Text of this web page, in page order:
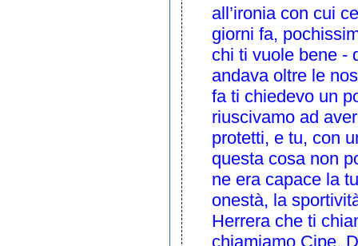
all’ironia con cui
giorni fa,
chi ti vuole bene -
andava oltre le
fa ti chiedevo un
riuscivamo ad
protetti, e tu, con
questa cosa non
ne era capace la
onestà, la
Herrera che ti
chiamiamo Cipe.